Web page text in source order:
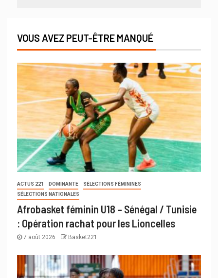
VOUS AVEZ PEUT-ÊTRE MANQUÉ
ACTUS 221 DOMINANTE
SÉLECTIONS FÉMININES
SÉLECTIONS NATIONALES
Afrobasket féminin U18 – Sénégal / Tunisie
: Opération rachat pour les Lioncelles
7 août 2026 Basket221